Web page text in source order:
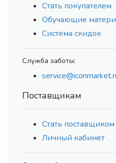
Стать покупателем
Обучающие
Система скидок
Служба заботы:
Поставщикам
Стать поставщиком
Личный кабинет